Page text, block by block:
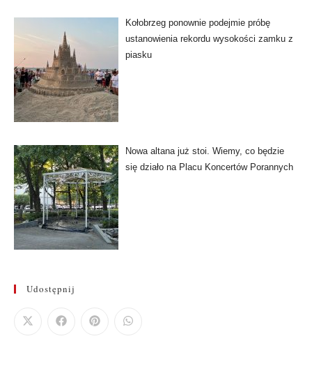
Kołobrzeg ponownie podejmie próbę
ustanowienia rekordu wysokości zamku z
piasku
Nowa altana już stoi. Wiemy, co będzie
się działo na Placu Koncertów Porannych
Udostępnij